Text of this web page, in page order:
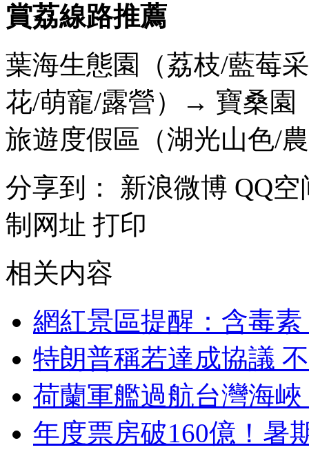
賞荔線路推薦
葉海生態園（荔枝/藍莓
花/萌寵/露營）→ 寶桑園
旅遊度假區（湖光山色/
分享到：
新浪微博 QQ空
制网址 打印
相关内容
網紅景區提醒：含毒
特朗普稱若達成協議
荷蘭軍艦過航台灣海
年度票房破160億！暑